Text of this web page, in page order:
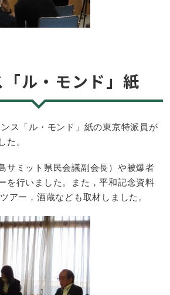
「ル・モンド」紙
ス「ル・モンド」紙の東京特派員が
。
サミット県民会議副会長）や被爆者
を行いました。また，平和記念資料
アー，酒蔵なども取材しました。